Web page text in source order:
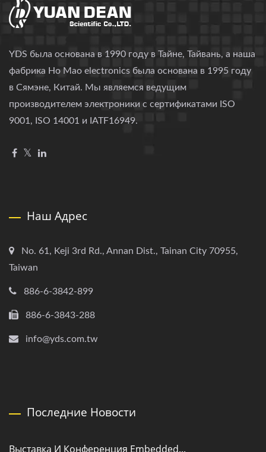
YDS была основана в 1990 году в Тайне, Тайвань, а наша
фабрика Ho Mao electronics была основана в 1995 году
в Сямэне, Китай. Мы являемся ведущим
производителем электроники с сертификатами ISO
9001, ISO 14001 и IATF16949.
Наш Адрес
No. 61, Keji 3rd Rd., Annan Dist., Tainan City 70955,
Taiwan
886-6-3842-899
886-6-3843-288
info@yds.com.tw
Последние Новости
Выставка И Конференция Embedded...